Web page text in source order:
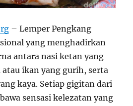
– Lemper Pengkang
yang menghadirkan
antara nasi ketan yang
atau ikan yang gurih, serta
kaya. Setiap gigitan dari
sensasi kelezatan yang